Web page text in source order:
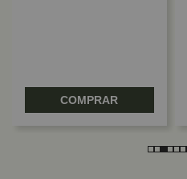
COMPRAR